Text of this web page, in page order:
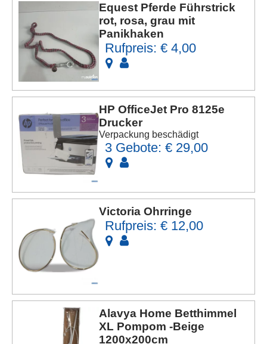
Equest Pferde Führstrick
rot, rosa, grau mit
Panikhaken
Rufpreis: € 4,00
HP OfficeJet Pro 8125e
Drucker
Verpackung beschädigt
3 Gebote: € 29,00
Victoria Ohrringe
Rufpreis: € 12,00
Alavya Home Betthimmel
XL Pompom -Beige
1200x200cm